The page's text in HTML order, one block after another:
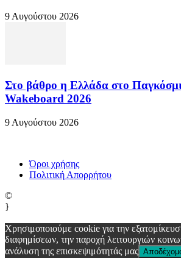
9 Αυγούστου 2026
Στο βάθρο η Ελλάδα στο
Wakeboard 2026
9 Αυγούστου 2026
Όροι χρήσης
Πολιτική Απορρήτου
©
}
Χρησιμοποιούμε cookie για την
διαφημίσεων, την παροχή λειτουργιών
ανάλυση της επισκεψιμότητάς μας